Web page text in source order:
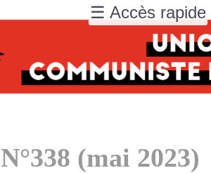
N°338 (mai 2023)
☰ Accès rapide